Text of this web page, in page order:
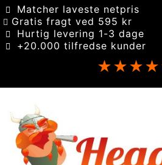
Matcher laveste netpris
Gratis fragt ved 595 kr
Hurtig levering 1-3 dage
+20.000 tilfredse kunder